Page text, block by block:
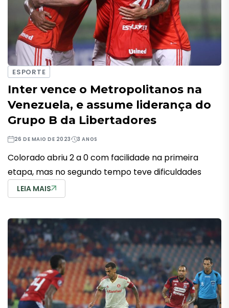
ESPORTE
Inter vence o Metropolitanos na
Venezuela, e assume liderança do
Grupo B da Libertadores
26 DE MAIO DE 2023 3 ANOS
Colorado abriu 2 a 0 com facilidade na primeira
etapa, mas no segundo tempo teve dificuldades
LEIA MAIS